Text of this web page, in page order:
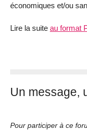
économiques et/ou
Lire la suite au format
Un message,
Pour participer à ce